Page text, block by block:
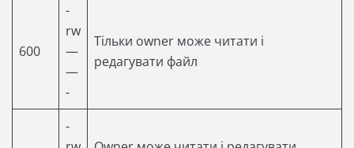
600
-
rw
—
—
-
Тільки owner може читати і
редагувати файл
-